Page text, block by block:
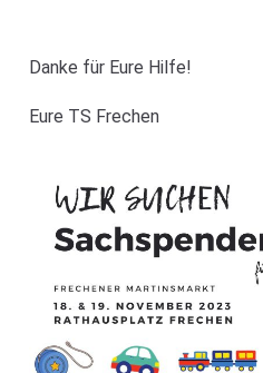
Danke für Eure Hilfe!
Eure TS Frechen